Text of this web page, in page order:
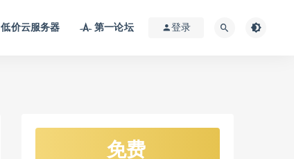
低价云服务器 第一论坛 登录
免费